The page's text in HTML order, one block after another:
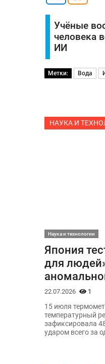
Учёные
человека
ИИ
Метки: Вода
НАУКА И
Наука и технологии
Япония
для
22.07.2026 1
15 июля
температурный
зафиксировала
ударом всего за